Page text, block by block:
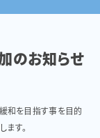
のお知らせ
和を目指す事を目的
ます。